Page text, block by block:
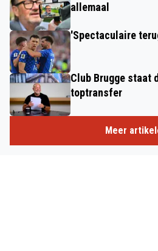
allemaal
'Spectaculaire
Club Brugge staat
toptransfer
Meer